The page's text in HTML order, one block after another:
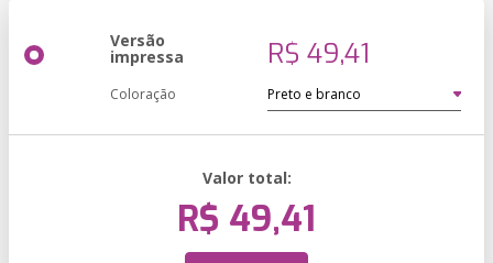
Versão
impressa R$ 49,41
Coloração
Valor total:
R$ 49,41